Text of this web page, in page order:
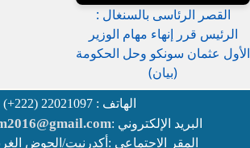
القصر الرئاسى بالسنغال :
الرئيس قرر إنهاء مهام الوزير
الأول عثمان سونكو وحل الحكومة
(بيان)
الهاتف : 22021097 (222+)
البريد الإلكتروني :
المقر الاجتماعي :أكدرنيت/الحوض